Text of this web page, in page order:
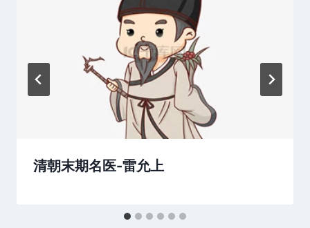
清朝末期名医-雷允上